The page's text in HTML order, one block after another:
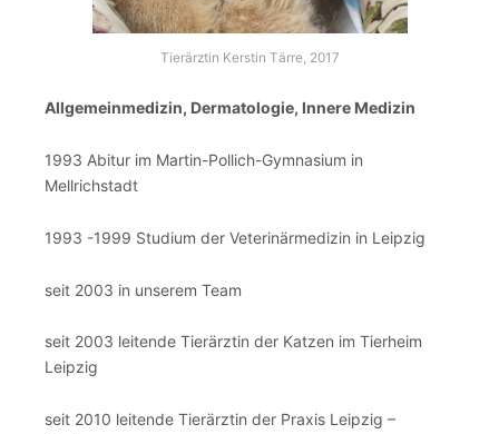
Tierärztin Kerstin Tärre, 2017
Allgemeinmedizin, Dermatologie, Innere Medizin
1993 Abitur im Martin-Pollich-Gymnasium in
Mellrichstadt
1993 -1999 Studium der Veterinärmedizin in Leipzig
seit 2003 in unserem Team
seit 2003 leitende Tierärztin der Katzen im Tierheim
Leipzig
seit 2010 leitende Tierärztin der Praxis Leipzig –